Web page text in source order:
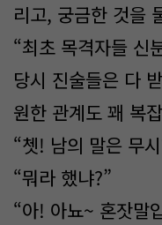
리고, 궁금한 것을
“최초 목격자들 신
당시 진술들은 다
원한 관계도 꽤 복
“쳇! 남의 말은 무
“뭐라 했냐?”
“아! 아뇨~ 혼잣말